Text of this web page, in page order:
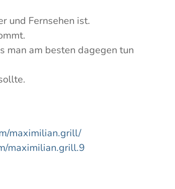
und Fernsehen ist.
man am besten dagegen tun
maximilian.grill/
maximilian.grill.9